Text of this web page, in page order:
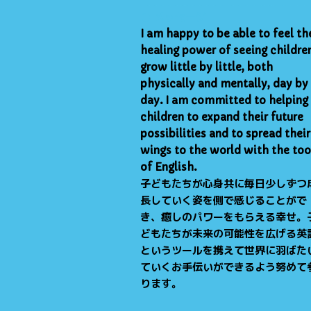
I am happy to be able to feel
healing power of seeing
grow little by little, both
physically and mentally, day by
day. I am committed to helping
children to expand their future
possibilities and to spread their
wings to the world with the
of English.
子どもたちが心身共に毎日少しずつ
長していく姿を側で感じることがで
き、癒しのパワーをもらえる幸せ。
どもたちが未来の可能性を広げる英
というツールを携えて世界に羽ばた
ていくお手伝いができるよう努めて
ります。